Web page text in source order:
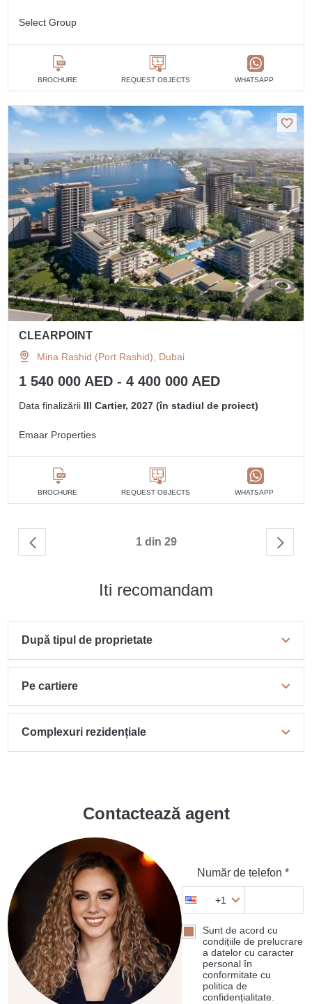
Select Group
BROCHURE REQUEST OBJECTS WHATSAPP
CLEARPOINT
Mina Rashid (Port Rashid), Dubai
1 540 000 AED - 4 400 000 AED
Data finalizării III Cartier, 2027 (în stadiul de proiect)
Emaar Properties
BROCHURE REQUEST OBJECTS WHATSAPP
1 din 29
Iti recomandam
După tipul de proprietate
Pe cartiere
Complexuri rezidențiale
Contactează agent
Număr de telefon *
+1
Sunt de acord cu
condițiile de prelucrare
a datelor cu caracter
personal în
conformitate cu
politica de
confidențialitate.